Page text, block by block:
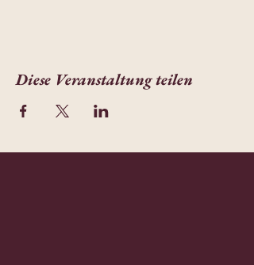
Diese Veranstaltung teilen